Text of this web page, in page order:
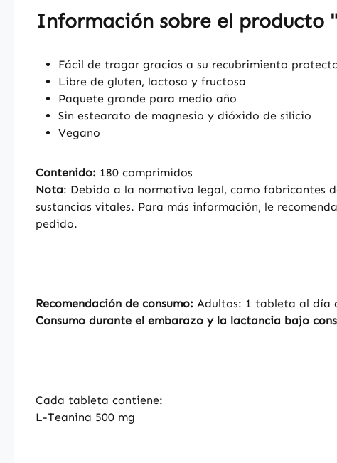
Información sobre el producto
Fácil de tragar gracias a su recubrimiento
Libre de gluten, lactosa y fructosa
Paquete grande para medio año
Sin estearato de magnesio y dióxido de silicio
Vegano
Contenido: 180 comprimidos
Nota: Debido a la normativa legal, como fabricantes
sustancias vitales. Para más información, le
pedido.
Recomendación de consumo: Adultos: 1 tableta al día
Consumo durante el embarazo y la lactancia bajo
Cada tableta contiene:
L-Teanina 500 mg